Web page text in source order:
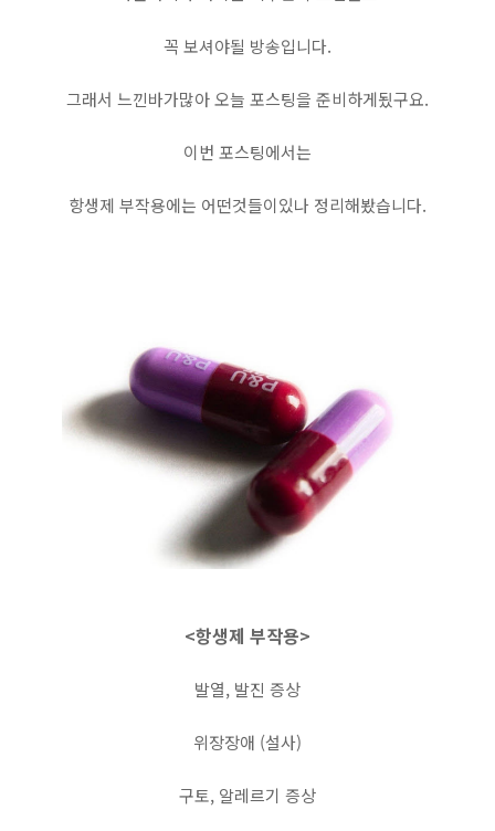
꼭 보셔야될 방송입니다.
그래서 느낀바가많아 오늘 포스팅을 준비하게됬구요.
이번 포스팅에서는
항생제 부작용에는 어떤것들이있나 정리해봤습니다.
<항생제 부작용>
발열, 발진 증상
위장장애 (설사)
구토, 알레르기 증상